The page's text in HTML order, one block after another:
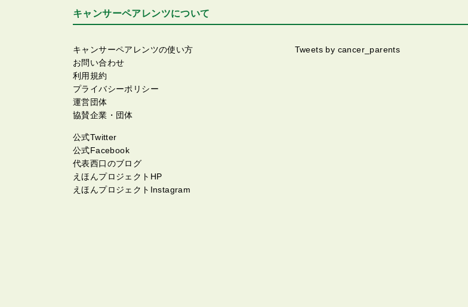
キャンサーペアレンツについて
キャンサーペアレンツの使い方
お問い合わせ
利用規約
プライバシーポリシー
運営団体
協賛企業・団体
公式Twitter
公式Facebook
代表西口のブログ
えほんプロジェクトHP
えほんプロジェクトInstagram
Tweets by cancer_parents